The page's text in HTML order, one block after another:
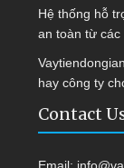
Hệ thống hỗ
an toàn từ các
hay công ty
Contact